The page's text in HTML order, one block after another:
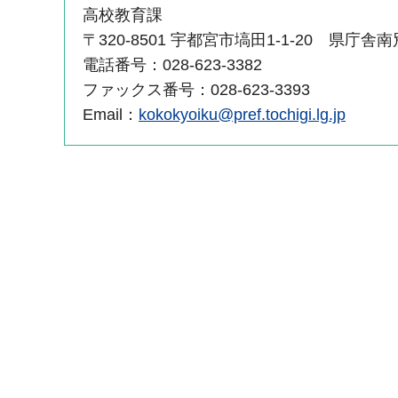
高校教育課
〒320-8501 宇都宮市塙田1-1-20 県庁舎南
電話番号：028-623-3382
ファックス番号：028-623-3393
Email： kokokyoiku@pref.tochigi.lg.jp